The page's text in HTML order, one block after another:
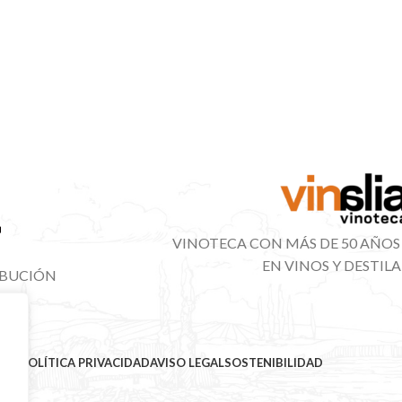
VINOTECA CON MÁS DE 50
EN VINOS Y
POLÍTICA PRIVACIDADAVISO LEGALSOSTENIBILIDAD